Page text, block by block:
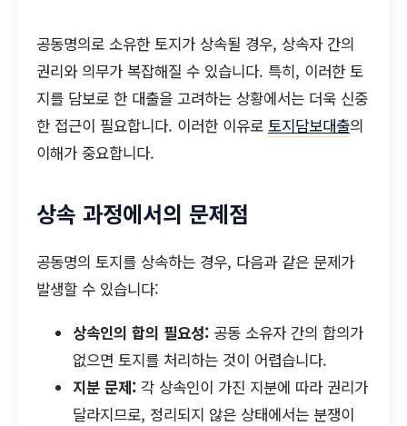
공동명의로 소유한 토지가 상속될 경우, 상속자 간의
권리와 의무가 복잡해질 수 있습니다. 특히, 이러한 토
지를 담보로 한 대출을 고려하는 상황에서는 더욱 신중
한 접근이 필요합니다. 이러한 이유로 토지담보대출의
이해가 중요합니다.
상속 과정에서의 문제점
공동명의 토지를 상속하는 경우, 다음과 같은 문제가
발생할 수 있습니다:
상속인의 합의 필요성: 공동 소유자 간의 합의가
없으면 토지를 처리하는 것이 어렵습니다.
지분 문제: 각 상속인이 가진 지분에 따라 권리가
달라지므로, 정리되지 않은 상태에서는 분쟁이